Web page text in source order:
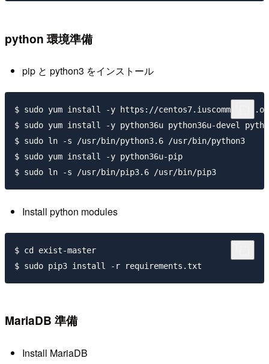
python 環境準備
pip と python3 をインストール
$ sudo yum install -y https://
$ sudo yum install -y python36u python36u-devel
$ sudo ln -s /usr/bin/python3.6 /usr/bin/python3
$ sudo yum install -y python36u-pip
Install python modules
$ cd exist-master
MariaDB 準備
Install MariaDB